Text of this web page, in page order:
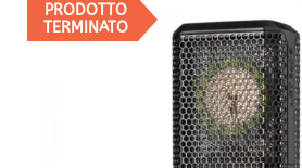
PRODOTTO
TERMINATO